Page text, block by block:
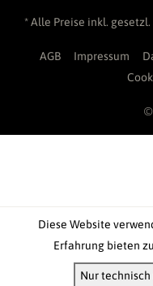
* Alle Preise inkl.
AGB Impressum
©
Diese Website
Erfahrung bieten
Nur